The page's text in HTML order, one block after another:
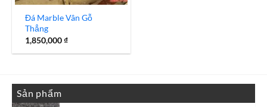
Đá Marble Vân Gỗ
Thẳng
1,850,000₫
Sản phẩm